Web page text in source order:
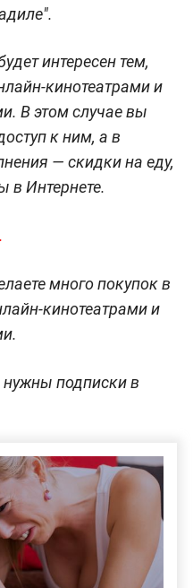
интересен тем,
кинотеатрами и
В этом случае вы
к ним, а в
— скидки на еду,
в Интернете.
много покупок в
кинотеатрами и
подписки в